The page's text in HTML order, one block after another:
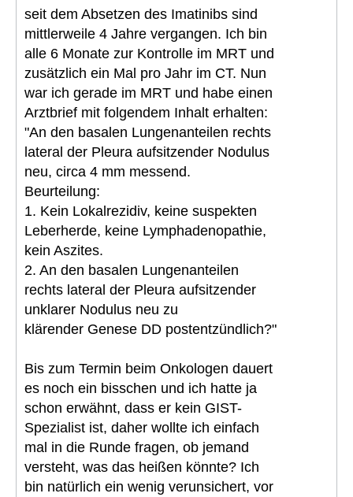
seit dem Absetzen des Imatinibs sind
mittlerweile 4 Jahre vergangen. Ich bin
alle 6 Monate zur Kontrolle im MRT und
zusätzlich ein Mal pro Jahr im CT. Nun
war ich gerade im MRT und habe einen
Arztbrief mit folgendem Inhalt erhalten:
"An den basalen Lungenanteilen rechts
lateral der Pleura aufsitzender Nodulus
neu, circa 4 mm messend.
Beurteilung:
1. Kein Lokalrezidiv, keine suspekten
Leberherde, keine Lymphadenopathie,
kein Aszites.
2. An den basalen Lungenanteilen
rechts lateral der Pleura aufsitzender
unklarer Nodulus neu zu
klärender Genese DD postentzündlich?"
Bis zum Termin beim Onkologen dauert
es noch ein bisschen und ich hatte ja
schon erwähnt, dass er kein GIST-
Spezialist ist, daher wollte ich einfach
mal in die Runde fragen, ob jemand
versteht, was das heißen könnte? Ich
bin natürlich ein wenig verunsichert, vor